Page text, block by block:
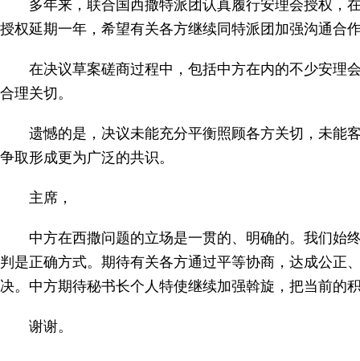
多年来，联合国西撒特派团认真履行安理会授权，
授权延期一年，希望有关各方继续同特派团加强沟通合
在决议草案磋商过程中，包括中方在内的不少安理
合理关切。
遗憾的是，决议未能充分平衡照顾各方关切，未能
争取形成更为广泛的共识。
主席，
中方在西撒问题的立场是一贯的、明确的。我们始
判是正确方式。期待有关各方通过平等协商，达成公正
决。中方期待秘书长个人特使继续加强斡旋，把当前的
谢谢。